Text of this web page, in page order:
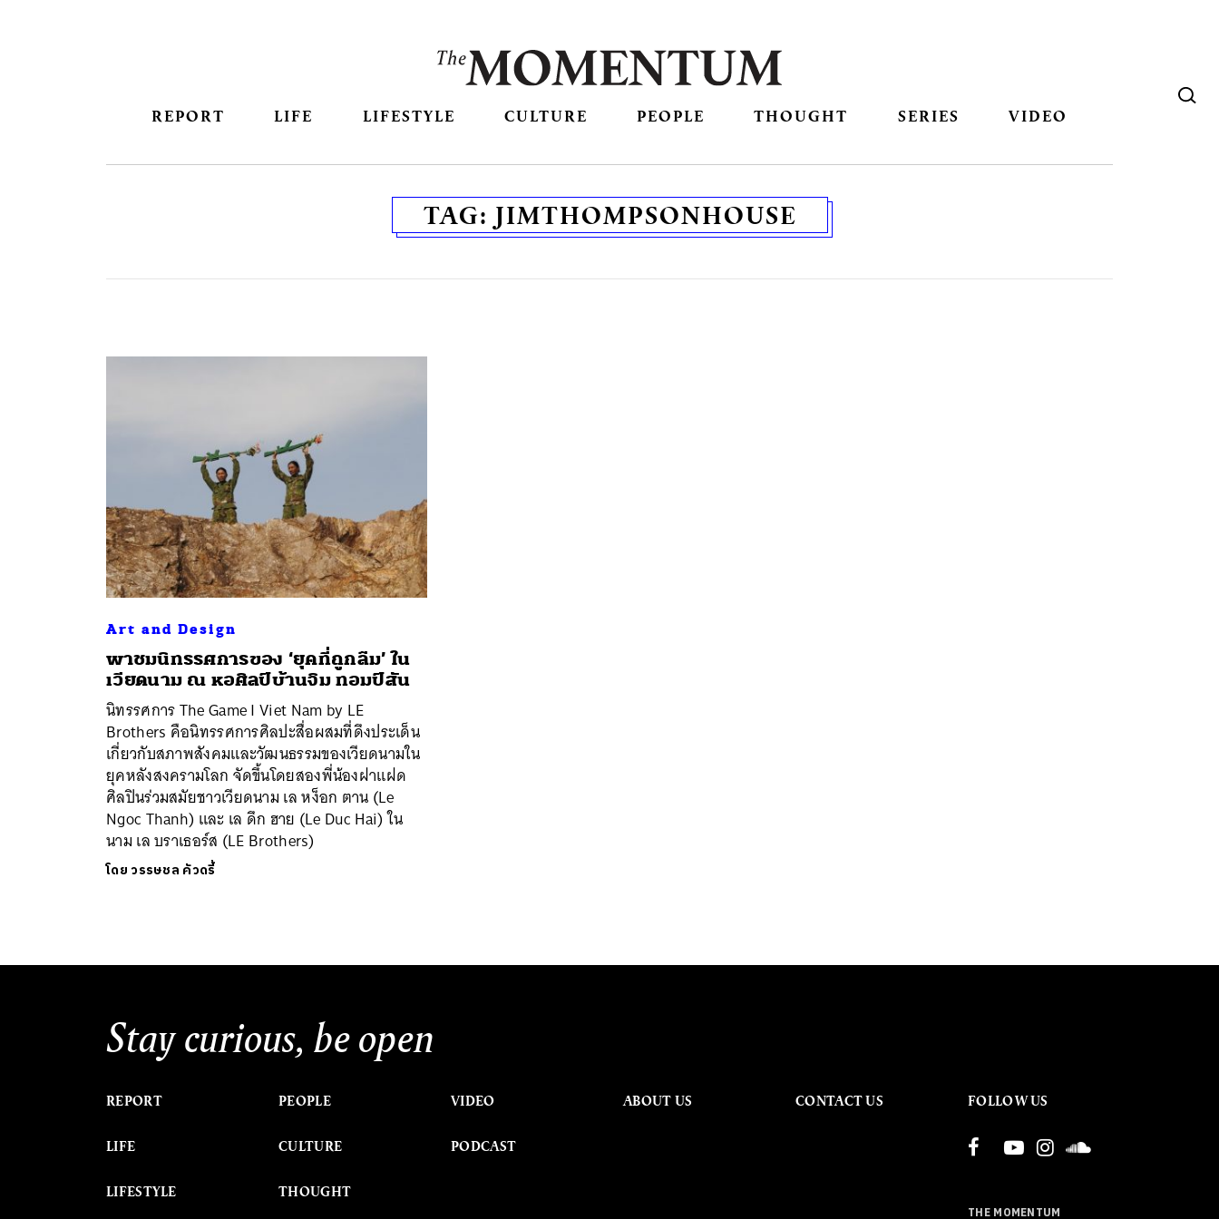
REPORT LIFE LIFESTYLE CULTURE PEOPLE THOUGHT SERIES VIDEO
TAG: JIMTHOMPSONHOUSE
Art and Design
พาชมนิทรรศการของ ‘ยุคที่ถูกลืม’ ใน
เวียดนาม ณ หอศิลป์บ้านจิม ทอมป์สัน
นิทรรศการ The Game I Viet Nam by LE
Brothers คือนิทรรศการศิลปะสื่อผสมที่ดึงประเด็น
เกี่ยวกับสภาพสังคมและวัฒนธรรมของเวียดนามใน
ยุคหลังสงครามโลก จัดขึ้นโดยสองพี่น้องฝาแฝด
ศิลปินร่วมสมัยชาวเวียดนาม เล หง็อก ตาน (Le
Ngoc Thanh) และ เล ดึก ฮาย (Le Duc Hai) ใน
นาม เล บราเธอร์ส (LE Brothers)
โดยวรรษชล คัวดรี้
Stay curious, be open
REPORT
LIFE
LIFESTYLE
PEOPLE
CULTURE
THOUGHT
VIDEO
PODCAST
ABOUT US CONTACT US FOLLOW US
THE MOMENTUM